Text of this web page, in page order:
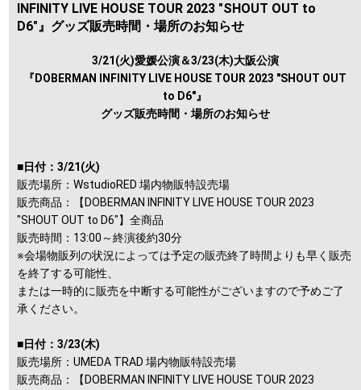
INFINITY LIVE HOUSE TOUR 2023 "SHOUT OUT to
D6"』グッズ販売時間・場所のお知らせ
3/21(火)愛媛公演＆3/23(木)大阪公演
『DOBERMAN INFINITY LIVE HOUSE TOUR 2023 "SHOUT OUT
to D6"』
グッズ販売時間・場所のお知らせ
■日付：3/21(火)
販売場所：WstudioRED 場内物販特設売場
販売商品：【DOBERMAN INFINITY LIVE HOUSE TOUR 2023
"SHOUT OUT to D6"】全商品
販売時間：13:00～終演後約30分
※会場物販列の状況によっては予定の販売終了時間よりも早く販売
を終了する可能性、
または一時的に販売を中断する可能性がございますので予めご了
承ください。
■日付：3/23(木)
販売場所：UMEDA TRAD 場内物販特設売場
販売商品：【DOBERMAN INFINITY LIVE HOUSE TOUR 2023